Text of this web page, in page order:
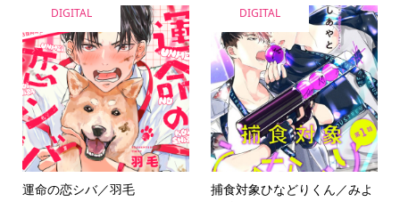
DIGITAL
運命の恋シバ／羽毛
DIGITAL
捕食対象ひなどりくん／みよ